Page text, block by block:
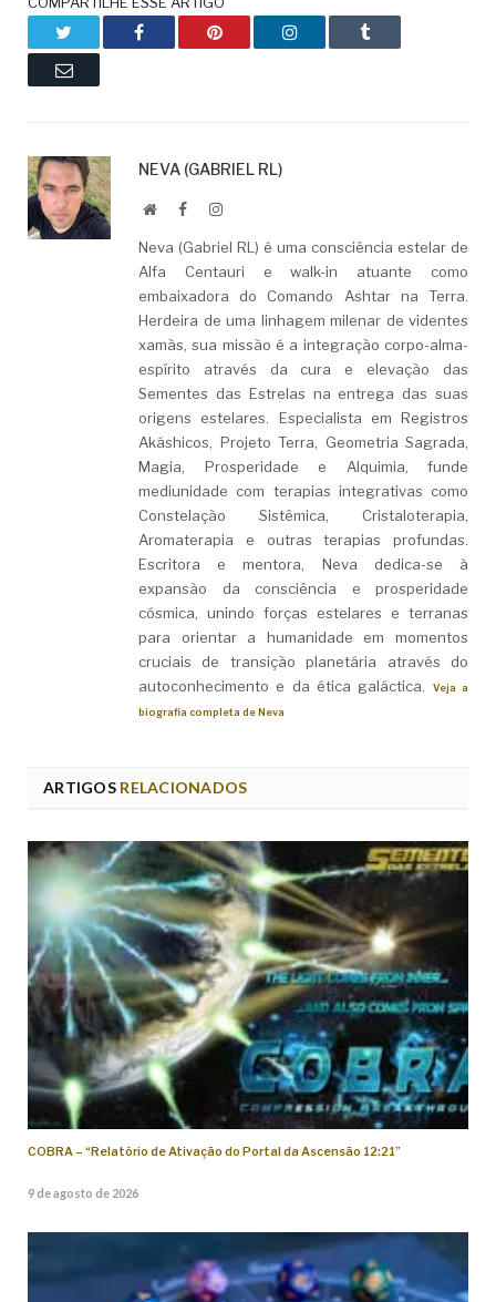
Facebook Pinterest LinkedIn Tumblr
Email
NEVA (GABRIEL RL)
WebsiteFacebookLinkedIn
Neva (Gabriel RL) é uma consciência estelar de
Alfa Centauri e walk-in atuante como
embaixadora do Comando Ashtar na Terra.
Herdeira de uma linhagem milenar de videntes
xamãs, sua missão é a integração corpo-alma-
espírito através da cura e elevação das
Sementes das Estrelas na entrega das suas
origens estelares. Especialista em Registros
Akáshicos, Projeto Terra, Geometria Sagrada,
Magia, Prosperidade e Alquimia, funde
mediunidade com terapias integrativas como
Constelação Sistêmica, Cristaloterapia,
Aromaterapia e outras terapias profundas.
Escritora e mentora, Neva dedica-se à
expansão da consciência e prosperidade
cósmica, unindo forças estelares e terranas
para orientar a humanidade em momentos
cruciais de transição planetária através do
autoconhecimento e da ética galáctica.
Veja a
biografia completa de Neva
ARTIGOSRELACIONADOS
COBRA – “Relatório de Ativação do Portal da Ascensão 12:21”
9 de agosto de 2026